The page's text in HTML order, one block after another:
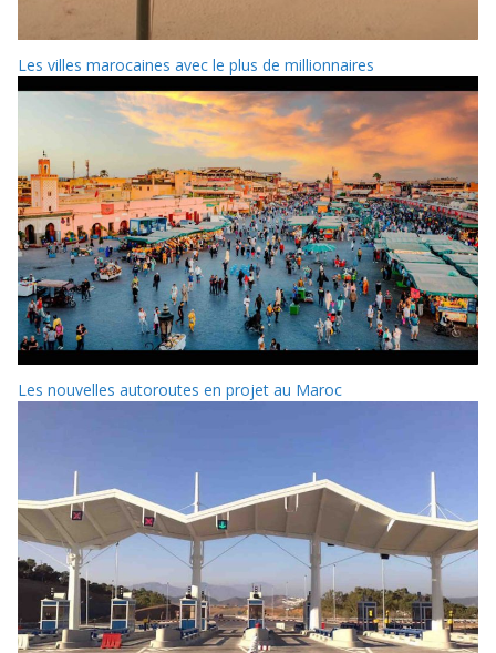
Les villes marocaines avec le plus de millionnaires
Les nouvelles autoroutes en projet au Maroc